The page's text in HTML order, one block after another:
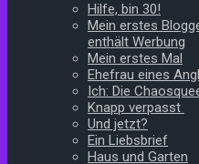
Hilfe, bin 30!
Mein erstes
enthält Werbung
Mein erstes Mal
Ehefrau eines
Ich: Die
Knapp verpasst
Und jetzt?
Ein Liebsbrief
Haus und Garten